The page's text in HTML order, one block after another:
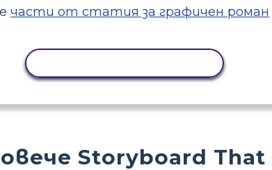
части от статия за графичен роман
Storyboard That